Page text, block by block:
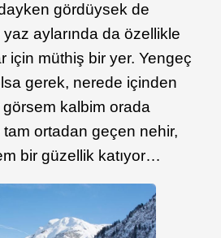
gördüysek de
aylarında da özellikle
için müthiş bir yer. Yengeç
gerek, nerede içinden
kalbim orada
tam ortadan geçen nehir,
bir güzellik katıyor…